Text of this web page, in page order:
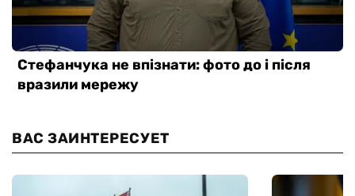
ВАС ЗАИНТЕРЕСУЕТ